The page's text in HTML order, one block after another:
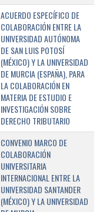
ACUERDO ESPECÍFICO DE
COLABORACIÓN ENTRE LA
UNIVERSIDAD AUTÓNOMA
DE SAN LUIS POTOSÍ
(MÉXICO) Y LA UNIVERSIDAD
DE MURCIA (ESPAÑA), PARA
LA COLABORACIÓN EN
MATERIA DE ESTUDIO E
INVESTIGACIÓN SOBRE
DERECHO TRIBUTARIO
CONVENIO MARCO DE
COLABORACIÓN
UNIVERSITARIA
INTERNACIONAL ENTRE LA
UNIVERSIDAD SANTANDER
(MÉXICO) Y LA UNIVERSIDAD